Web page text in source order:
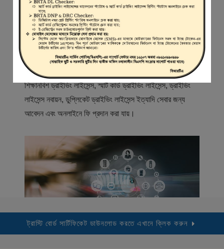
স্বাগতম
বিআরটিএ সার্ভিস পোর্টাল (বিএসপি) বাংলাদেশ রোড ট্রান্সপোর্ট অথরিটি
(বিআরটিএ) এর একটি অনলাইন সেবা প্রদানের মাধ্যম যেখানে ড্রাইভার,
মোটরযান মালিক, মোটরযান বিক্রেতাদের নিবন্ধিত করা হয় এবং
শিক্ষানবিশ ড্রাইভিং লাইসেন্স, স্মার্ট কার্ড ড্রাইভিং লাইসেন্স, ড্রাইভিং
লাইসেন্স নবায়ন, ডুপ্লিকেট ড্রাইভিং লাইসেন্স ইত্যাদি সেবার জন্য
আবেদন এবং অনলাইনে ফি প্রদান করা যায়।
ট্রাস্টি বোর্ড সার্টিফিকেট ডাউনলোড করতে এখানে ক্লিক করুন